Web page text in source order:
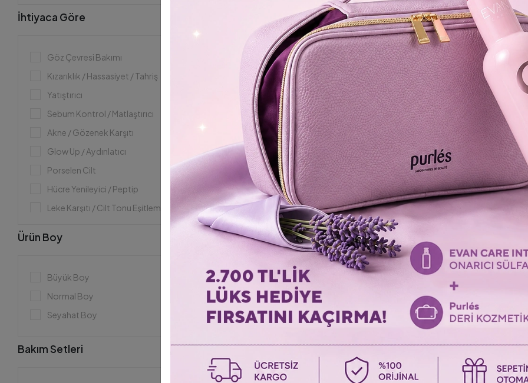
İhtiyaca Göre
Göz Çevresi Bakımı
Kızarıklık / Hassasiyet / Tahriş
Yatıştırıcı
Sebum Kontrol / Matlaştırıcı
Akne / Gözenek Karşıtı
Glow Up / Aydınlatıcı
Porselen Cilt
Hücre Yenileyici / Peptip
Leke Karşıtı / Cilt Tonu Eşitleme
Sıkılaştırıcı / Lifting
Güneş Koruması / Antioksidan
Besleyici / Onarıcı
Nemlendirme
Ürün Boy
Büyük Boy
Normal Boy
Seyahat Boy
Bakım Setleri
165 Purlés Beauty LiftoLogy
EyeLift Cream Göz Kapağı
Kaldırıcı ve Sıkılaştırıcı Krem 15 ml
1.936,00 TL 2.850,00 TL
Shipping To
162 Purlés Microbiome Protection
Atopik ve Hassas Ciltler için
Yatıştırıcı Krem 50 ml
2.046,00 TL2.949,00 TL
ColoristPRO
Giriş
Shipping To
108
Ciltler
137 Purlés Age Reverse Yaşlanma
Karşıtı ve Sıkılaştırıcı Krem 50 ml
ColoristPRO
Giriş
Shipping To
%23
+ 5
161 Purlés Microbiome Renewal
Shot Atopik ve Alerjik Ciltler için
Serum 5 ampuls x 2 ml
2.132,00 TL 2.762,00 TL
123
%23 %26
%26
BIG